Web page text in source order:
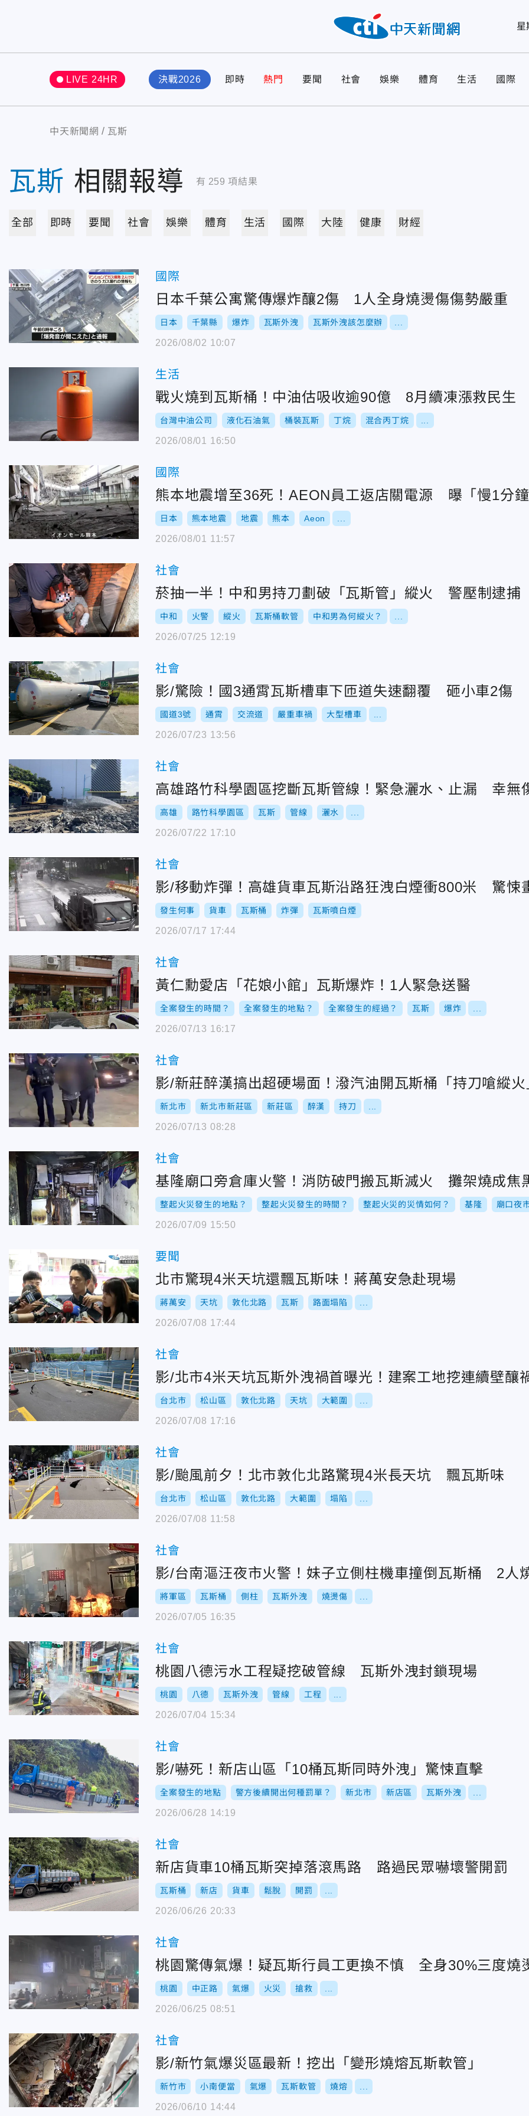
星
LIVE 24HR 決戰2026 即時 熱門 要聞 社會 娛樂 體育 生活 國際
中天新聞網 瓦斯
瓦斯 相關報導 有 259 項結果
全部 即時 要聞 社會 娛樂 體育 生活 國際 大陸 健康 財經
國際
日本千葉公寓驚傳爆炸釀2傷 1人全身燒燙傷傷勢嚴重
日本 千葉縣 爆炸 瓦斯外洩 瓦斯外洩該怎麼辦
2026/08/02 10:07
生活
戰火燒到瓦斯桶！中油估吸收逾90億 8月續凍漲救民生
台灣中油公司 液化石油氣 桶裝瓦斯 丁烷 混合丙丁烷
2026/08/01 16:50
國際
熊本地震增至36死！AEON員工返店關電源 曝「慢1分
日本 熊本地震 地震 熊本 Aeon
2026/08/01 11:57
社會
菸抽一半！中和男持刀劃破「瓦斯管」縱火 警壓制逮捕
中和 火警 縱火 瓦斯桶軟管 中和男為何縱火？
2026/07/25 12:19
社會
影/驚險！國3通霄瓦斯槽車下匝道失速翻覆 砸小車2傷
國道3號 通霄 交流道 嚴重車禍 大型槽車
2026/07/23 13:56
社會
高雄路竹科學園區挖斷瓦斯管線！緊急灑水、止漏 幸無
高雄 路竹科學園區 瓦斯 管線 灑水
2026/07/22 17:10
社會
影/移動炸彈！高雄貨車瓦斯沿路狂洩白煙衝800米 驚悚
發生何事 貨車 瓦斯桶 炸彈 瓦斯噴白煙
2026/07/17 17:44
社會
黃仁勳愛店「花娘小館」瓦斯爆炸！1人緊急送醫
全案發生的時間？ 全案發生的地點？ 全案發生的經過？ 瓦斯 爆炸
2026/07/13 16:17
社會
影/新莊醉漢搞出超硬場面！潑汽油開瓦斯桶「持刀嗆縱火
新北市 新北市新莊區 新莊區 醉漢 持刀
2026/07/13 08:28
社會
基隆廟口旁倉庫火警！消防破門搬瓦斯滅火 攤架燒成焦
整起火災發生的地點？ 整起火災發生的時間？ 整起火災的災情如何？ 基隆 廟口夜
2026/07/09 15:50
要聞
北市驚現4米天坑還飄瓦斯味！蔣萬安急赴現場
蔣萬安 天坑 敦化北路 瓦斯 路面塌陷
2026/07/08 17:44
社會
影/北市4米天坑瓦斯外洩禍首曝光！建案工地挖連續壁釀
台北市 松山區 敦化北路 天坑 大範圍
2026/07/08 17:16
社會
影/颱風前夕！北市敦化北路驚現4米長天坑 飄瓦斯味
台北市 松山區 敦化北路 大範圍 塌陷
2026/07/08 11:58
社會
影/台南漚汪夜市火警！妹子立側柱機車撞倒瓦斯桶 2人
將軍區 瓦斯桶 側柱 瓦斯外洩 燒燙傷
2026/07/05 16:35
社會
桃園八德污水工程疑挖破管線 瓦斯外洩封鎖現場
桃園 八德 瓦斯外洩 管線 工程
2026/07/04 15:34
社會
影/嚇死！新店山區「10桶瓦斯同時外洩」驚悚直擊
全案發生的地點 警方後續開出何種罰單？ 新北市 新店區 瓦斯外洩
2026/06/28 14:19
社會
新店貨車10桶瓦斯突掉落滾馬路 路過民眾嚇壞警開罰
瓦斯桶 新店 貨車 鬆脫 開罰
2026/06/26 20:33
社會
桃園驚傳氣爆！疑瓦斯行員工更換不慎 全身30%三度燒
桃園 中正路 氣爆 火災 搶救
2026/06/25 08:51
社會
影/新竹氣爆災區最新！挖出「變形燒熔瓦斯軟管」
新竹市 小南便當 氣爆 瓦斯軟管 燒熔
2026/06/10 14:44